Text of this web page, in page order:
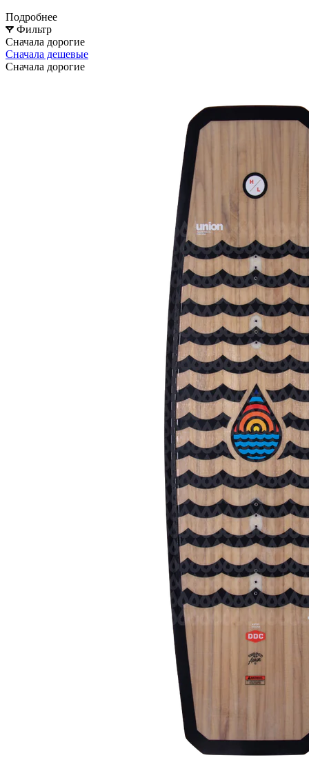
Подробнее
Фильтр
Сначала дорогие
Сначала дешевые
Сначала дорогие